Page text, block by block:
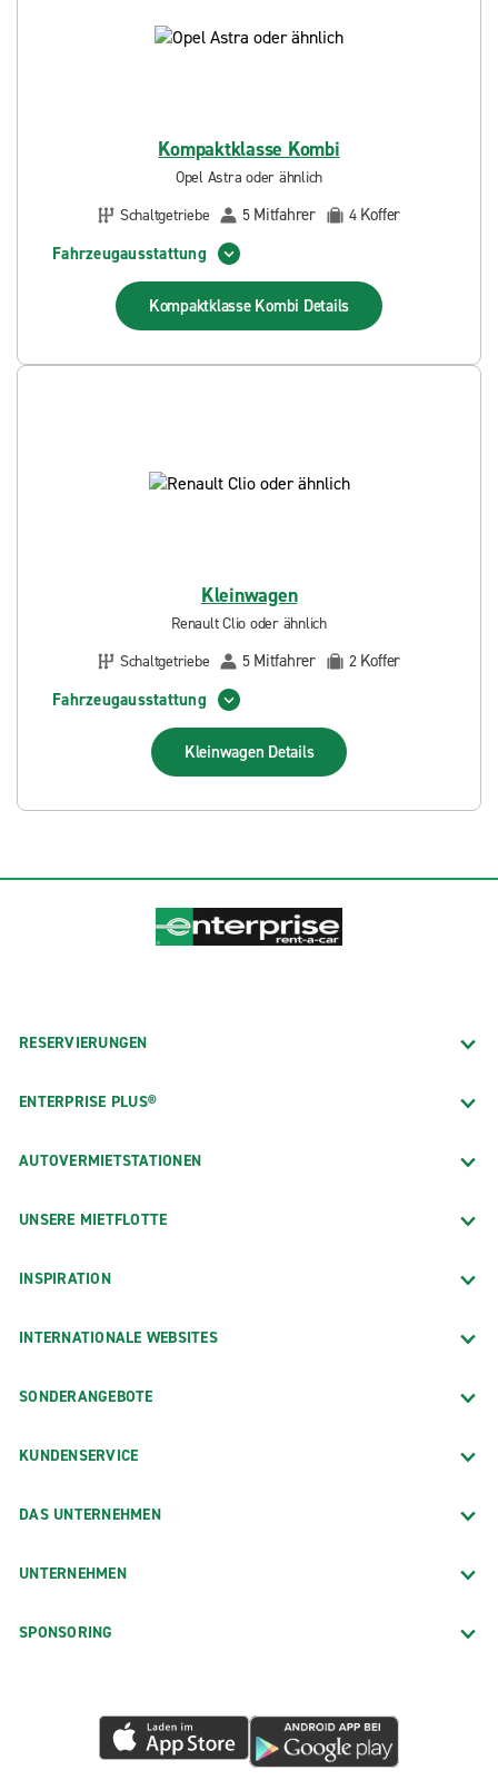
Kompaktklasse Kombi
Opel Astra oder ähnlich
Schaltgetriebe
5 Mitfahrer 4 Koffer
Fahrzeugausstattung
Kompaktklasse Kombi Details
Kleinwagen
Renault Clio oder ähnlich
Schaltgetriebe
5 Mitfahrer 2 Koffer
Fahrzeugausstattung
Kleinwagen Details
RESERVIERUNGEN
ENTERPRISE PLUS®
AUTOVERMIETSTATIONEN
UNSERE MIETFLOTTE
INSPIRATION
INTERNATIONALE WEBSITES
SONDERANGEBOTE
KUNDENSERVICE
DAS UNTERNEHMEN
UNTERNEHMEN
SPONSORING